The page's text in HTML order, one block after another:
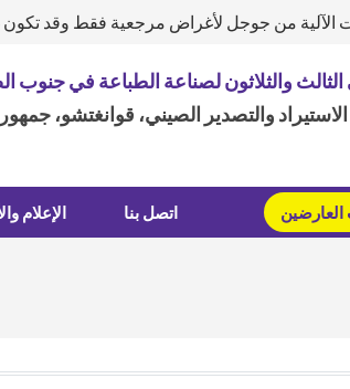
الآلية من جوجل لأغراض مرجعية فقط وقد تكون
والثلاثون لصناعة الطباعة في جنوب
والتصدير الصيني، قوانغتشو،
الإعلام اتصل بنا